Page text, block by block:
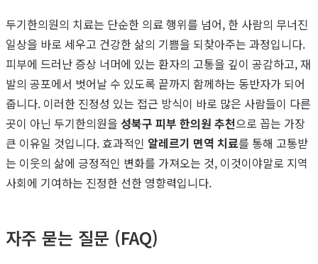
두기한의원의 치료는 단순한 의료 행위를 넘어, 한 사람의 무너진
일상을 바로 세우고 건강한 삶의 기쁨을 되찾아주는 과정입니다.
피부에 드러난 증상 너머에 있는 환자의 고통을 깊이 공감하고, 재
발의 공포에서 벗어날 수 있도록 끝까지 함께하는 동반자가 되어
줍니다. 이러한 진정성 있는 접근 방식이 바로 많은 사람들이 다른
곳이 아닌 두기한의원을 성북구 피부 한의원 추천으로 꼽는 가장
큰 이유일 것입니다. 효과적인 알레르기 면역 치료를 통해 고통받
는 이웃의 삶에 긍정적인 변화를 가져오는 것, 이것이야말로 지역
사회에 기여하는 진정한 선한 영향력입니다.
자주 묻는 질문 (FAQ)